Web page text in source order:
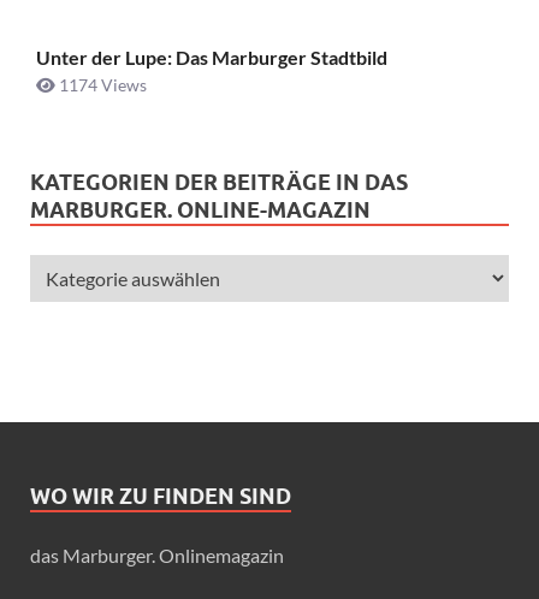
Unter der Lupe: Das Marburger Stadtbild
1174 Views
KATEGORIEN DER BEITRÄGE IN DAS
MARBURGER. ONLINE-MAGAZIN
WO WIR ZU FINDEN SIND
das Marburger. Onlinemagazin